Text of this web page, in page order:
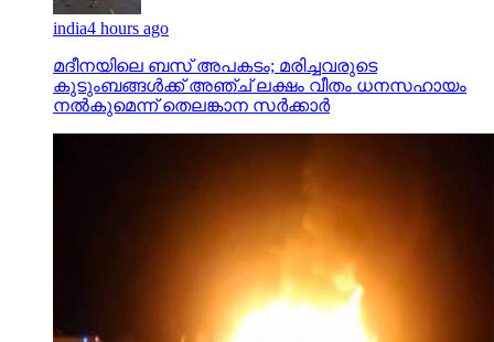
india4 hours ago
മദീനയിലെ ബസ് അപകടം; മരിച്ചവരുടെ
കുടുംബങ്ങള്‍ക്ക് അഞ്ച് ലക്ഷം വീതം ധനസഹായം
നല്‍കുമെന്ന് തെലങ്കാന സര്‍ക്കാര്‍